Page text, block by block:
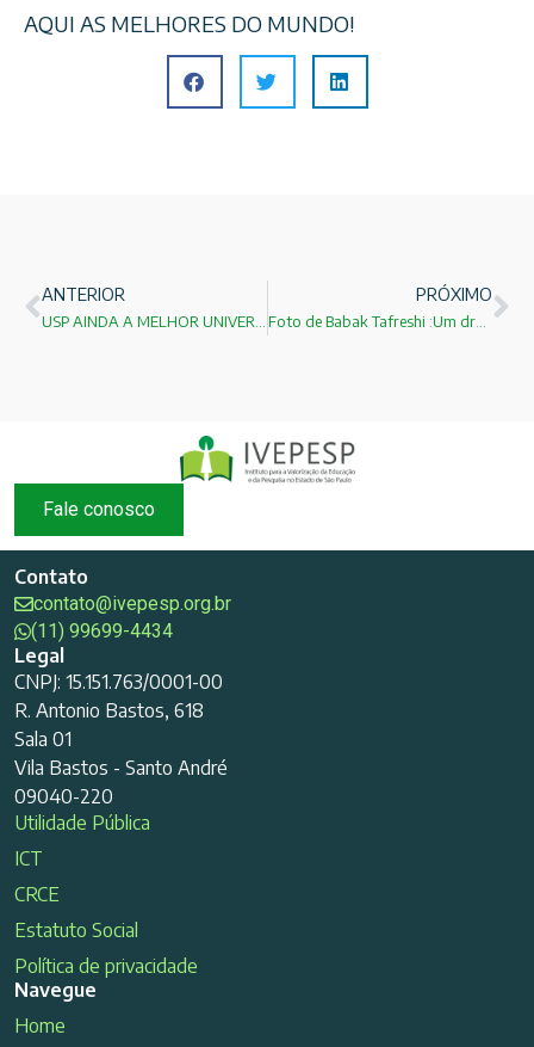
AQUI AS MELHORES DO MUNDO!
ANTERIOR PRÓXIMO
Foto de Babak Tafreshi :Um dragão através do céu!
Fale conosco
Contato
contato@ivepesp.org.br
(11) 99699-4434
Legal
CNPJ: 15.151.763/0001-00
R. Antonio Bastos, 618
Sala 01
Vila Bastos - Santo André
09040-220
Utilidade Pública
ICT
CRCE
Estatuto Social
Política de privacidade
Navegue
Home